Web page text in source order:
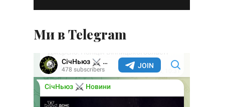
Ми в Telegram